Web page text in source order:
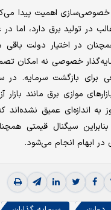
اهمیت پیدا
تولید برق دارد، اما در
در اختیار دولت باقی
خصوصی نه امکان
برای بازگشت سرمایه. در
موازی برق مانند بازار
به اندازه‌ای عمیق نشده‌اند
بنابراین سیگنال قیمتی
در ابهام انجام می‌شود.